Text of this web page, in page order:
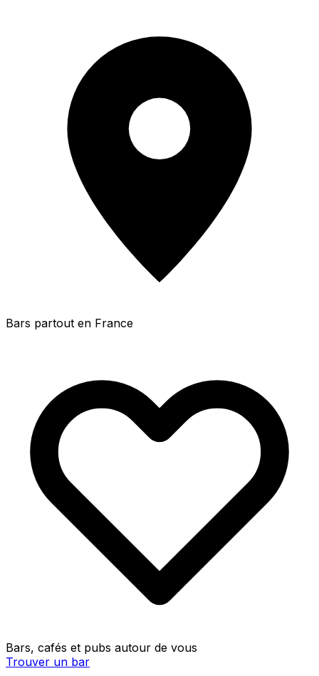
Bars partout en France
Bars, cafés et pubs autour de vous
Trouver un bar